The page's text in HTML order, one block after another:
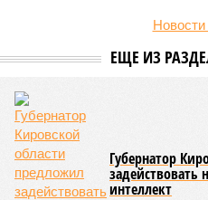
ЕЩЕ ИЗ
Губернатор
задействовать
интеллект